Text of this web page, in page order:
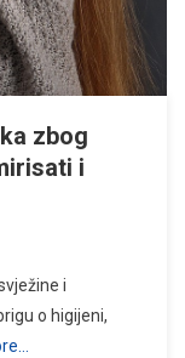
zbog
i
i
o higijeni,